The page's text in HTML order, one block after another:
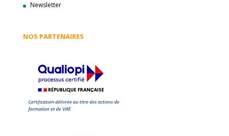
Newsletter
NOS PARTENAIRES